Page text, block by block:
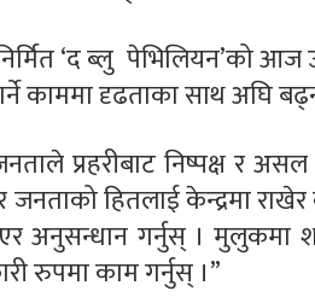
‘द ब्लु पेभिलियन’को आज
काममा दृढताका साथ अघि
प्रहरीबाट निष्पक्ष र
हितलाई केन्द्रमा राखेर
अनुसन्धान गर्नुस् । मुलुकमा
रुपमा काम गर्नुस् ।”